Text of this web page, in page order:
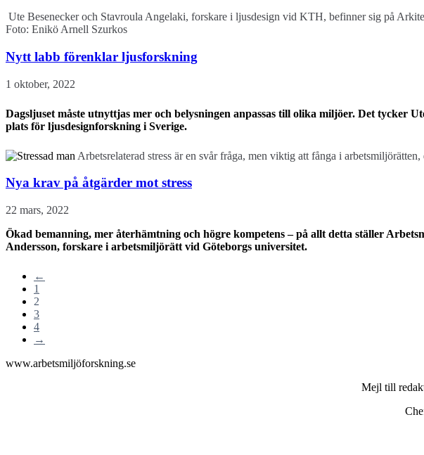
Ute Besenecker och Stavroula Angelaki, forskare i ljusdesign vid KTH, befinner sig på
Foto: Enikö Arnell Szurkos
Nytt labb förenklar ljusforskning
1 oktober, 2022
Dagsljuset måste utnyttjas mer och belysningen anpassas till olika miljöer. Det tycker
plats för ljusdesignforskning i Sverige.
Arbetsrelaterad stress är en svår fråga, men viktig att fånga i
Nya krav på åtgärder mot stress
22 mars, 2022
Ökad bemanning, mer återhämtning och högre kompetens – på allt detta ställer
Andersson, forskare i arbetsmiljörätt vid Göteborgs universitet.
←
1
2
3
4
→
www.arbetsmiljöforskning.se
Mejl till